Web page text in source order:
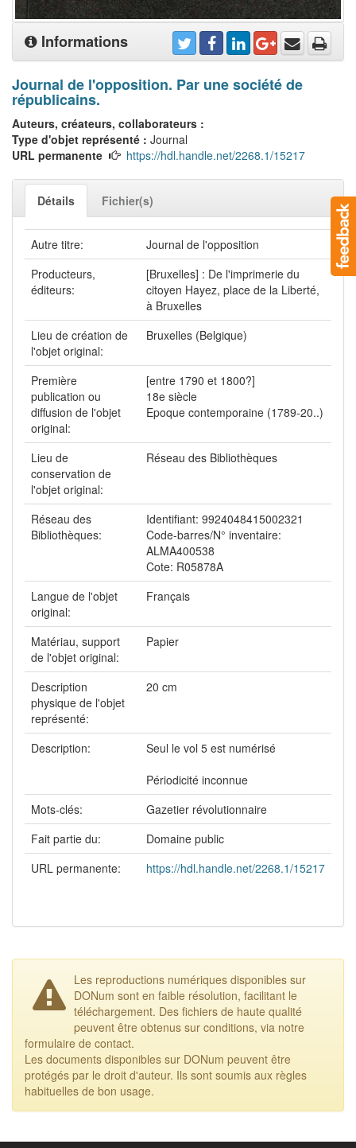
Informations
Journal de l'opposition. Par une société de
républicains.
Auteurs, créateurs, collaborateurs :
Type d'objet représenté : Journal
URL permanente
https://hdl.handle.net/2268.1/15217
Détails Fichier(s)
Autre titre:
Journal de l'opposition
Producteurs,
éditeurs:
[Bruxelles] : De l'imprimerie du
citoyen Hayez, place de la Liberté,
à Bruxelles
Lieu de création de
l'objet original:
Bruxelles (Belgique)
Première
publication ou
diffusion de l'objet
original:
[entre 1790 et 1800?]
18e siècle
Epoque contemporaine (1789-20..)
Lieu de
conservation de
l'objet original:
Réseau des Bibliothèques
Réseau des
Bibliothèques:
Identifiant: 9924048415002321
Code-barres/N° inventaire:
ALMA400538
Cote: R05878A
Langue de l'objet
original:
Français
Matériau, support
de l'objet original:
Papier
Description
physique de l'objet
représenté:
20 cm
Description:
Seul le vol 5 est numérisé
Périodicité inconnue
Mots-clés:
Gazetier révolutionnaire
Fait partie du:
Domaine public
URL permanente:
https://hdl.handle.net/2268.1/15217
Les reproductions numériques disponibles sur
DONum sont en faible résolution, facilitant le
téléchargement. Des fichiers de haute qualité
peuvent être obtenus sur conditions, via notre
formulaire de contact.
Les documents disponibles sur DONum peuvent être
protégés par le droit d'auteur. Ils sont soumis aux règles
habituelles de bon usage.